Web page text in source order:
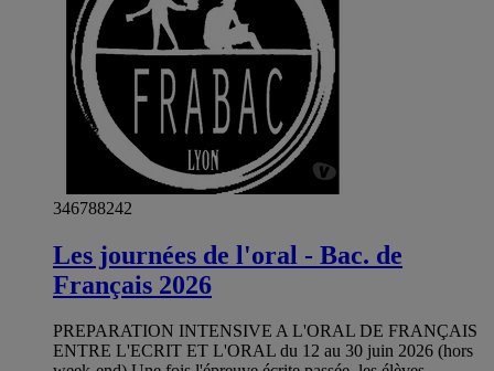
346788242
Les journées de l'oral - Bac. de
Français 2026
PREPARATION INTENSIVE A L'ORAL DE FRANÇAIS
ENTRE L'ECRIT ET L'ORAL du 12 au 30 juin 2026 (hors